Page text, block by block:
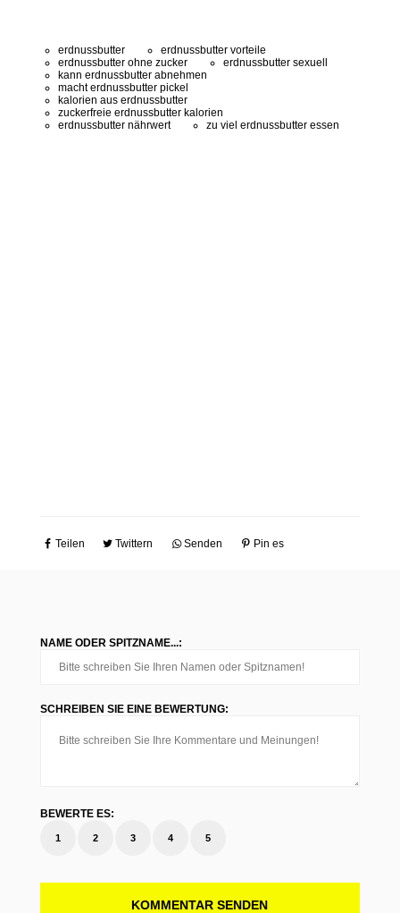
erdnussbutter
erdnussbutter vorteile
erdnussbutter ohne zucker
erdnussbutter sexuell
kann erdnussbutter abnehmen
macht erdnussbutter pickel
kalorien aus erdnussbutter
zuckerfreie erdnussbutter kalorien
erdnussbutter nährwert
zu viel erdnussbutter essen
Teilen Twittern Senden Pin es
NAME ODER SPITZNAME...:
SCHREIBEN SIE EINE BEWERTUNG:
BEWERTE ES:
1 2 3 4 5
KOMMENTAR SENDEN